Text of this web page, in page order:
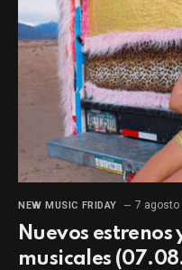
NEW MUSIC FRIDAY 7 agosto
Nuevos estrenos
musicales